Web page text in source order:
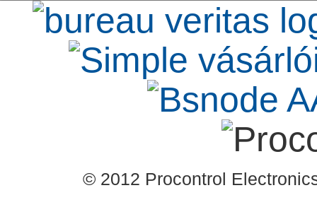
© 2012 Procontrol